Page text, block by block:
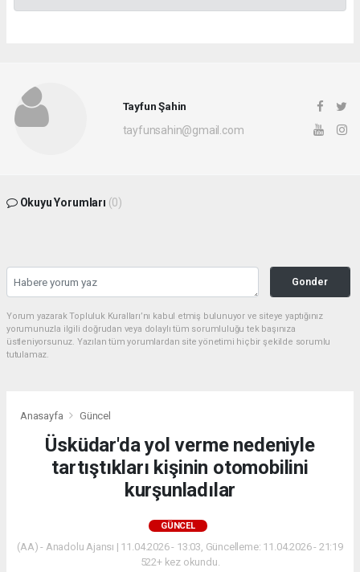
Tayfun Şahin
tayfunsahin@gmail.com
Okuyu Yorumları (0)
Gonder
Yorum yazarak Topluluk Kuralları’nı kabul etmiş bulunuyor ve siteye yaptığınız
yorumunuzla ilgili doğrudan veya dolaylı tüm sorumluluğu tek başınıza
üstleniyorsunuz. Yazılan tüm yorumlardan site yönetimi hiçbir şekilde sorumlu
tutulamaz.
Anasayfa Güncel
Üsküdar'da yol verme nedeniyle
tartıştıkları kişinin otomobilini
kurşunladılar
GÜNCEL
(AA) - Anadolu Ajansı | 11.04.2026 - 13:03, Güncelleme: 11.04.2026 - 21:19
522+ kez okundu.